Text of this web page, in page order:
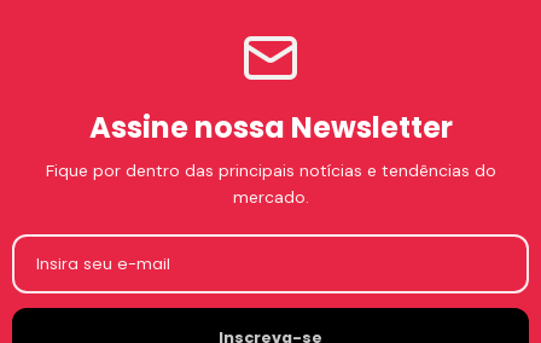
Assine nossa Newsletter
Fique por dentro das principais notícias e tendências do
mercado.
Insira seu e-mail